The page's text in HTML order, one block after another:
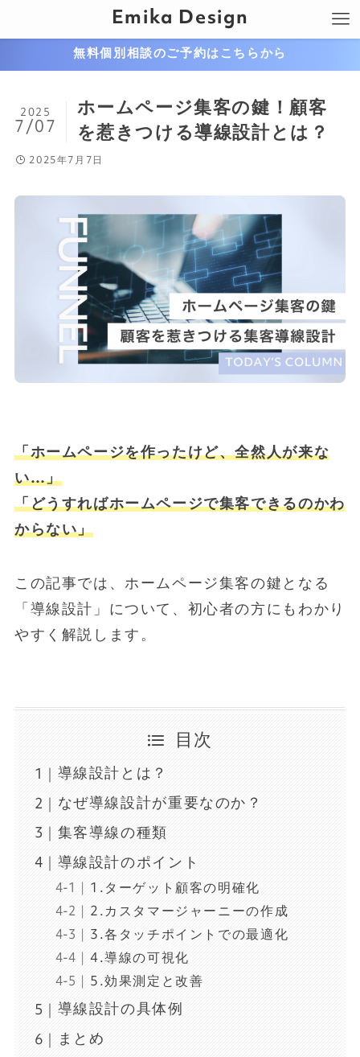
Emika Design
無料個別相談のご予約はこちらから
ホームページ集客の鍵！顧客
を惹きつける導線設計とは？
2025
7/07
2025年7月7日
「ホームページを作ったけど、全然人が来な
い…」
「どうすればホームページで集客できるのかわ
からない」
この記事では、ホームページ集客の鍵となる
「導線設計」について、初心者の方にもわかり
やすく解説します。
目次
導線設計とは？
なぜ導線設計が重要なのか？
集客導線の種類
導線設計のポイント
1.ターゲット顧客の明確化
2.カスタマージャーニーの作成
3.各タッチポイントでの最適化
4.導線の可視化
5.効果測定と改善
導線設計の具体例
まとめ